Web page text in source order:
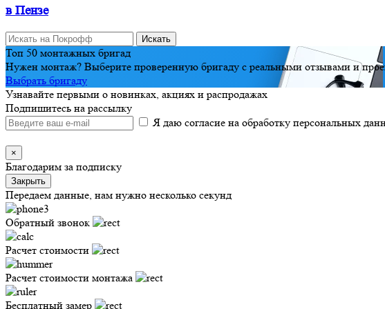
в Пензе
Искать
Топ 50 монтажных бригад
Нужен монтаж? Выберите проверенную бригаду с реальными отзывами и
Выбрать бригаду
Узнавайте первыми о новинках, акциях и распродажах
Подпишитесь на рассылку
Я даю согласие на обработку персональных
×
Благодарим за подписку
Закрыть
Передаем данные, нам нужно несколько секунд
Обратный звонок
Расчет стоимости
Расчет стоимости монтажа
Бесплатный замер